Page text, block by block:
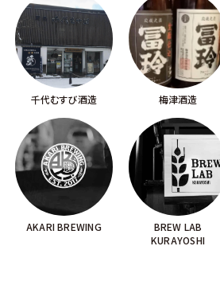
千代むすび酒造 梅津酒造
AKARI BREWING
BREW LAB
KURAYOSHI